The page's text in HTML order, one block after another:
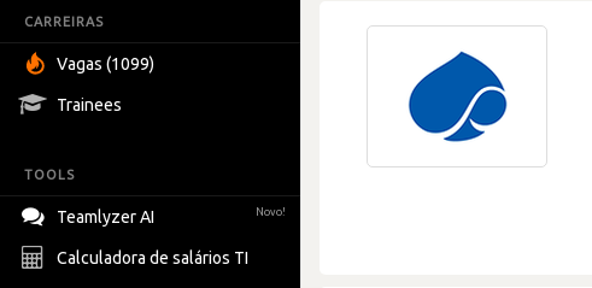
CARREIRAS
Vagas (1099)
Trainees
TOOLS
Teamlyzer AI Novo!
Calculadora de salários TI